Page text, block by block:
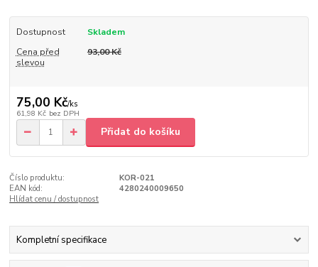
Dostupnost
Skladem
Cena před
slevou
93,00 Kč
75,00 Kč/ks
61,98 Kč bez DPH
Přidat do košíku
Číslo produktu:
KOR-021
EAN kód:
4280240009650
Hlídat cenu / dostupnost
Kompletní specifikace